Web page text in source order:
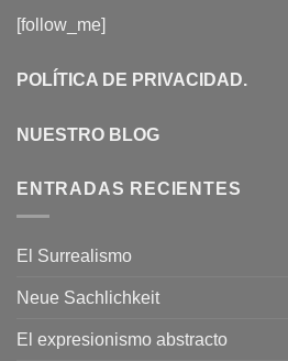
[follow_me]
POLÍTICA DE PRIVACIDAD.
NUESTRO BLOG
ENTRADAS RECIENTES
El Surrealismo
Neue Sachlichkeit
El expresionismo abstracto